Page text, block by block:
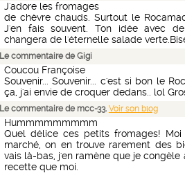
J'adore les fromages
de chèvre chauds. Surtout le
J'en fais souvent. Ton idée avec
changera de l'éternelle salade
Le commentaire de Gigi
Coucou Françoise
Souvenir... Souvenir... c'est si bon le
ça, j'ai envie de croquer dedans.. lol
Le commentaire de mcc-33. Voir son blog
Hummmmmmmmm
Quel délice ces petits fromages!
marché, on en trouve rarement des
vais là-bas, j'en ramène que je congèle
recette que moi.